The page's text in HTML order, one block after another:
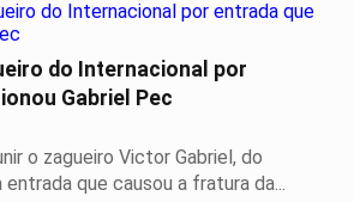
do Internacional por
Gabriel Pec
o zagueiro Victor Gabriel, do
que causou a fratura da...